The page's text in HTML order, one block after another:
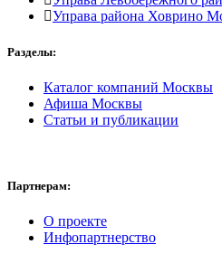
Управа района Ховрино
Разделы:
Каталог компаний Москвы
Афиша Москвы
Статьи и публикации
Партнерам:
О проекте
Инфопартнерство